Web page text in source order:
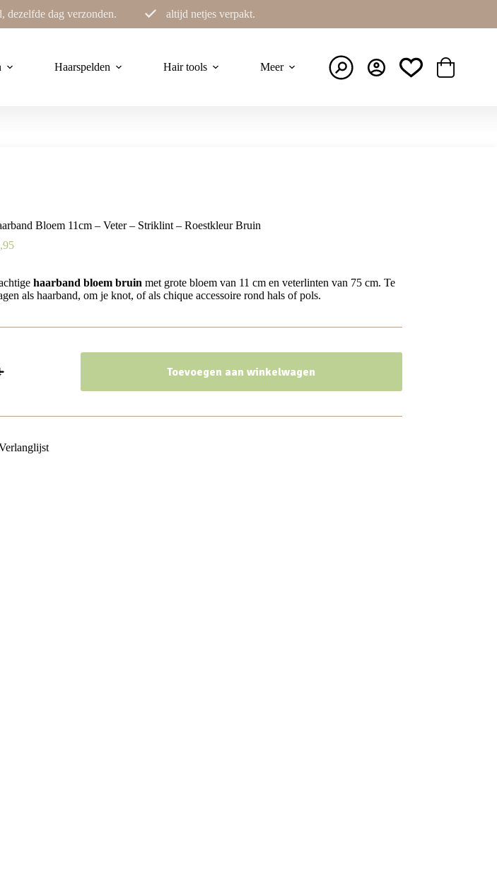
dezelfde dag verzonden. altijd netjes verpakt.
Haarspelden Hair tools Meer Winkelwagen
Bloem 11cm – Veter – Striklint – Roestkleur Bruin
haarband bloem bruin met grote bloem van 11 cm en veterlinten van 75 cm. Te
als haarband, om je knot, of als chique accessoire rond hals of pols.
Toevoegen aan winkelwagen